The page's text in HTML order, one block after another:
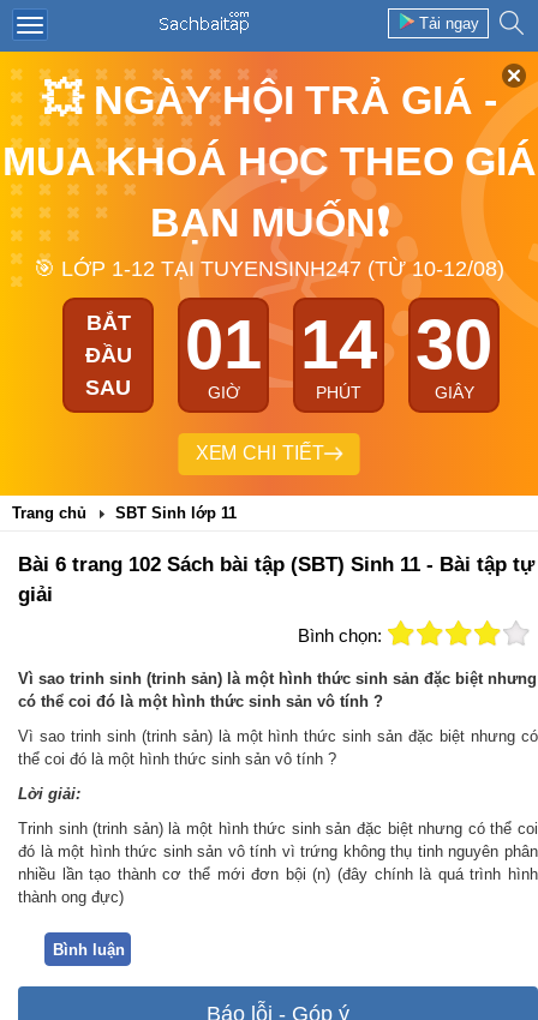
Tải ngay
💥 NGÀY HỘI TRẢ GIÁ -
MUA KHOÁ HỌC THEO GIÁ
BẠN MUỐN❗
🎯 LỚP 1-12 TẠI TUYENSINH247 (TỪ 10-12/08)
BẮT
ĐẦU
SAU
01
GIỜ
14
PHÚT
30
GIÂY
XEM CHI TIẾT
Trang chủ SBT Sinh lớp 11
Bài 6 trang 102 Sách bài tập (SBT) Sinh 11 - Bài tập tự
giải
Bình chọn:
Vì sao trinh sinh (trinh sản) là một hình thức sinh sản đặc biệt nhưng
có thể coi đó là một hình thức sinh sản vô tính ?
Vì sao trinh sinh (trinh sản) là một hình thức sinh sản đặc biệt nhưng có
thể coi đó là một hình thức sinh sản vô tính ?
Lời giải:
Trinh sinh (trinh sản) là một hình thức sinh sản đặc biệt nhưng có thể coi
đó là một hình thức sinh sản vô tính vì trứng không thụ tinh nguyên phân
nhiều lần tạo thành cơ thể mới đơn bội (n) (đây chính là quá trình hình
thành ong đực)
Bình luận
Báo lỗi - Góp ý